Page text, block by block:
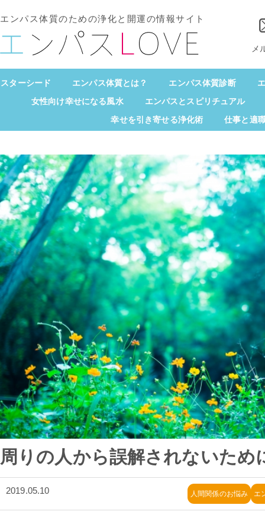
エンパス体質のための浄化と開運の情報サイト
メ
スターシード エンパス体質とは？ エンパス体質診断
女性向け幸せになる風水
エンパスとスピリチュアル
幸せを引き寄せる浄化術
仕事と適
周りの人から誤解されないため
2019.05.10 人間関係のお悩み エ